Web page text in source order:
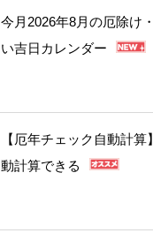
今月2026年8月の厄除け
い吉日カレンダー
【厄年チェック自動計
動計算できる